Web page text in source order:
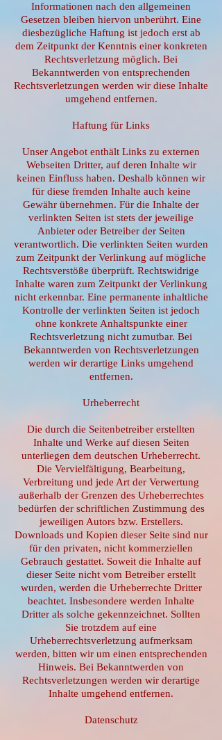
Informationen nach den allgemeinen
Gesetzen bleiben hiervon unberührt. Eine
diesbezügliche Haftung ist jedoch erst ab
dem Zeitpunkt der Kenntnis einer konkreten
Rechtsverletzung möglich. Bei
Bekanntwerden von entsprechenden
Rechtsverletzungen werden wir diese Inhalte
umgehend entfernen.
Haftung für Links
Unser Angebot enthält Links zu externen
Webseiten Dritter, auf deren Inhalte wir
keinen Einfluss haben. Deshalb können wir
für diese fremden Inhalte auch keine
Gewähr übernehmen. Für die Inhalte der
verlinkten Seiten ist stets der jeweilige
Anbieter oder Betreiber der Seiten
verantwortlich. Die verlinkten Seiten wurden
zum Zeitpunkt der Verlinkung auf mögliche
Rechtsverstöße überprüft. Rechtswidrige
Inhalte waren zum Zeitpunkt der Verlinkung
nicht erkennbar. Eine permanente inhaltliche
Kontrolle der verlinkten Seiten ist jedoch
ohne konkrete Anhaltspunkte einer
Rechtsverletzung nicht zumutbar. Bei
Bekanntwerden von Rechtsverletzungen
werden wir derartige Links umgehend
entfernen.
Urheberrecht
Die durch die Seitenbetreiber erstellten
Inhalte und Werke auf diesen Seiten
unterliegen dem deutschen Urheberrecht.
Die Vervielfältigung, Bearbeitung,
Verbreitung und jede Art der Verwertung
außerhalb der Grenzen des Urheberrechtes
bedürfen der schriftlichen Zustimmung des
jeweiligen Autors bzw. Erstellers.
Downloads und Kopien dieser Seite sind nur
für den privaten, nicht kommerziellen
Gebrauch gestattet. Soweit die Inhalte auf
dieser Seite nicht vom Betreiber erstellt
wurden, werden die Urheberrechte Dritter
beachtet. Insbesondere werden Inhalte
Dritter als solche gekennzeichnet. Sollten
Sie trotzdem auf eine
Urheberrechtsverletzung aufmerksam
werden, bitten wir um einen entsprechenden
Hinweis. Bei Bekanntwerden von
Rechtsverletzungen werden wir derartige
Inhalte umgehend entfernen.
Datenschutz